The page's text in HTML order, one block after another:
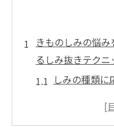
きものしみの悩
るしみ抜きテクニ
しみの種類に
プロが教え